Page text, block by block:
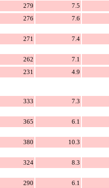
279
7.5
276
7.6
271
7.4
262
7.1
231
4.9
333
7.3
365
6.1
380
10.3
324
8.3
290
6.1